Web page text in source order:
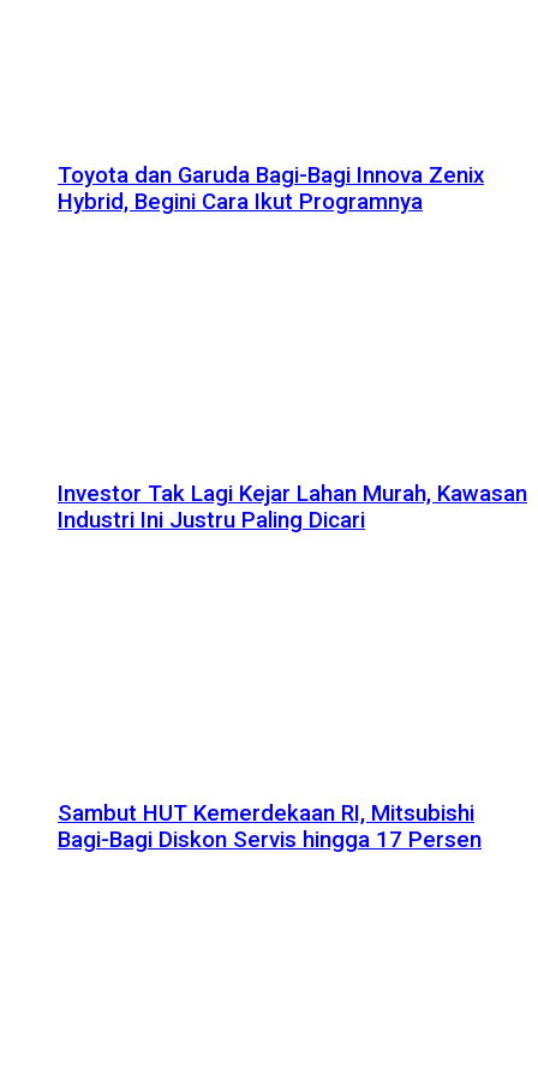
Toyota dan Garuda Bagi-Bagi Innova Zenix
Hybrid, Begini Cara Ikut Programnya
Investor Tak Lagi Kejar Lahan Murah, Kawasan
Industri Ini Justru Paling Dicari
Sambut HUT Kemerdekaan RI, Mitsubishi
Bagi-Bagi Diskon Servis hingga 17 Persen